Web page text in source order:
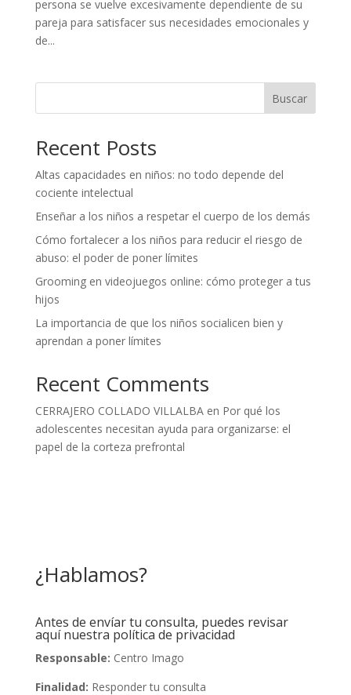
persona se vuelve excesivamente dependiente de su
pareja para satisfacer sus necesidades emocionales y
de...
Buscar
Recent Posts
Altas capacidades en niños: no todo depende del
cociente intelectual
Enseñar a los niños a respetar el cuerpo de los demás
Cómo fortalecer a los niños para reducir el riesgo de
abuso: el poder de poner límites
Grooming en videojuegos online: cómo proteger a tus
hijos
La importancia de que los niños socialicen bien y
aprendan a poner límites
Recent Comments
CERRAJERO COLLADO VILLALBAen Por qué los
adolescentes necesitan ayuda para organizarse: el
papel de la corteza prefrontal
¿Hablamos?
Antes de envíar tu consulta, puedes revisar
aquí nuestra política de privacidad
Responsable: Centro Imago
Finalidad: Responder tu consulta